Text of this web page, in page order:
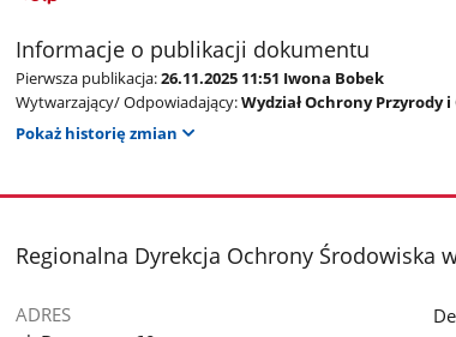
Informacje o publikacji dokumentu
Pierwsza publikacja:26.11.2025 11:51 Iwona Bobek
Wytwarzający/ Odpowiadający:Wydział Ochrony Przyrody
Pokaż historię zmian
stopka
Regionalna Dyrekcja Ochrony Środowiska
ADRES